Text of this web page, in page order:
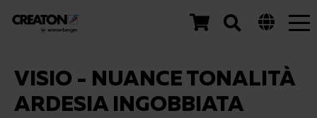
VISIO - NUANCE TONALITÀ
ARDESIA INGOBBIATA